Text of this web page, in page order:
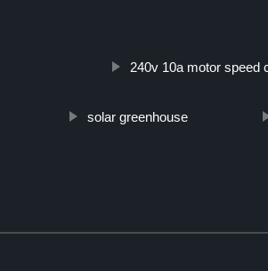
240v 10a motor speed
solar greenhouse